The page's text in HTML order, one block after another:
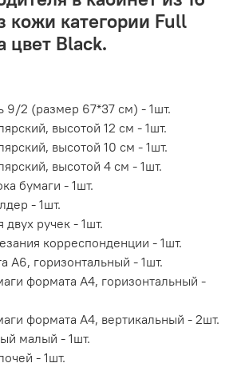
кожи категории Full
цвет Black.
9/2 (размер 67*37 см) - 1шт.
высотой 12 см - 1шт.
высотой 10 см - 1шт.
высотой 4 см - 1шт.
бумаги - 1шт.
- 1шт.
двух ручек - 1шт.
корреспонденции - 1шт.
А6, горизонтальный - 1шт.
формата А4, горизонтальный -
формата А4, вертикальный - 2шт.
малый - 1шт.
- 1шт.